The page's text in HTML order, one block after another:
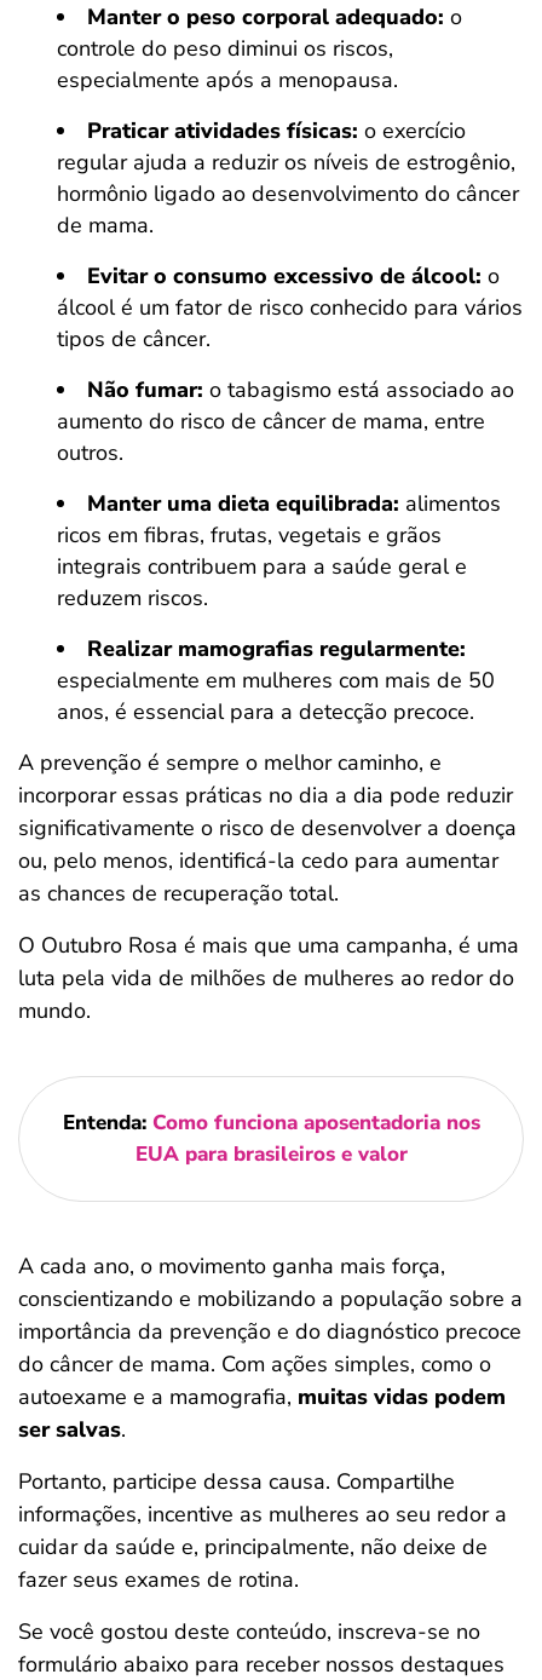
Manter o peso corporal adequado: o
controle do peso diminui os riscos,
especialmente após a menopausa.
Praticar atividades físicas: o exercício
regular ajuda a reduzir os níveis de estrogênio,
hormônio ligado ao desenvolvimento do câncer
de mama.
Evitar o consumo excessivo de álcool: o
álcool é um fator de risco conhecido para vários
tipos de câncer.
Não fumar: o tabagismo está associado ao
aumento do risco de câncer de mama, entre
outros.
Manter uma dieta equilibrada: alimentos
ricos em fibras, frutas, vegetais e grãos
integrais contribuem para a saúde geral e
reduzem riscos.
Realizar mamografias regularmente:
especialmente em mulheres com mais de 50
anos, é essencial para a detecção precoce.
A prevenção é sempre o melhor caminho, e
incorporar essas práticas no dia a dia pode reduzir
significativamente o risco de desenvolver a doença
ou, pelo menos, identificá-la cedo para aumentar
as chances de recuperação total.
O Outubro Rosa é mais que uma campanha, é uma
luta pela vida de milhões de mulheres ao redor do
mundo.
Entenda: Como funciona aposentadoria nos
EUA para brasileiros e valor
A cada ano, o movimento ganha mais força,
conscientizando e mobilizando a população sobre a
importância da prevenção e do diagnóstico precoce
do câncer de mama. Com ações simples, como o
autoexame e a mamografia, muitas vidas podem
ser salvas.
Portanto, participe dessa causa. Compartilhe
informações, incentive as mulheres ao seu redor a
cuidar da saúde e, principalmente, não deixe de
fazer seus exames de rotina.
Se você gostou deste conteúdo, inscreva-se no
formulário abaixo para receber nossos destaques